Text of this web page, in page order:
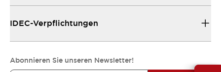
IDEC-Verpflichtungen
Abonnieren Sie unseren Newsletter!